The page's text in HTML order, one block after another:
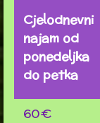
Cjelodnevni
najam od
ponedeljka
do petka
60€